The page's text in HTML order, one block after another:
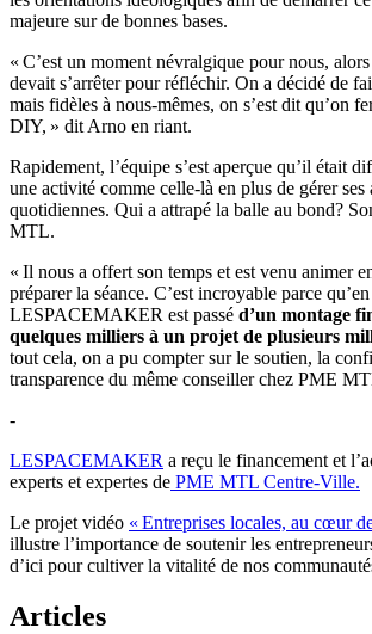
majeure sur de bonnes bases.
« C’est un moment névralgique pour nous,
devait s’arrêter pour réfléchir. On a décidé de
mais fidèles à nous-mêmes, on s’est dit qu’on
DIY, » dit Arno en riant.
Rapidement, l’équipe s’est aperçue qu’il était
une activité comme celle-là en plus de gérer ses
quotidiennes. Qui a attrapé la balle au bond?
MTL.
« Il nous a offert son temps et est venu animer
préparer la séance. C’est incroyable parce
LESPACEMAKER est passé d’un montage
quelques milliers à un projet de plusieurs
tout cela, on a pu compter sur le soutien, la
transparence du même conseiller chez PME
-
LESPACEMAKER a reçu le financement et
experts et expertes de PME MTL Centre-Ville.
Le projet vidéo « Entreprises locales, au cœur
illustre l’importance de soutenir les
d’ici pour cultiver la vitalité de nos
Articles